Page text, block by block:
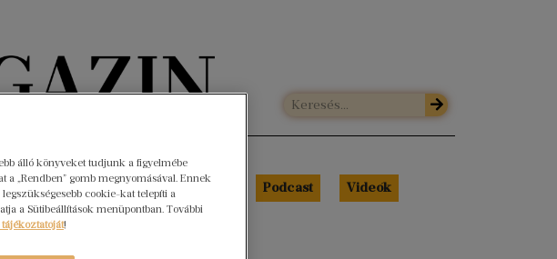
könyvei HÍREK Libri Portré Podcast Videók
álló könyveket tudjunk a figyelmébe
„Rendben” gomb megnyomásával. Ennek
cookie-kat telepíti a
a Sütibeállítások menüpontban. További
!